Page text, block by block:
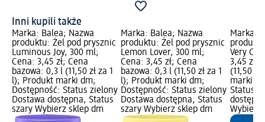
Inni kupili także
Marka: Balea; Nazwa
produktu: Żel pod prysznic
Luminous Joy, 300 ml;
Cena: 3,45 zł; Cena
bazowa: 0,3 l (11,50 zł za 1
l); Produkt marki dm;
Dostępność: Status zielony
Dostawa dostępna, Status
szary Wybierz sklep dm
Marka: Balea; Nazwa
produktu: Żel pod prysznic
Lemon Lover, 300 ml;
Cena: 3,45 zł; Cena
bazowa: 0,3 l (11,50 zł za 1
l); Produkt marki dm;
Dostępność: Status zielony
Dostawa dostępna, Status
szary Wybierz sklep dm
Marka:
Very
3,45 zł;
(11,50
marki
Status
Wybierz